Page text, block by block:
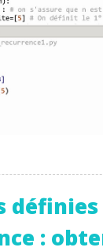
:
sera envoyé à
e-mail, vous
personnel soient
afin que
de soutien scolaire
gestion de vos
droits, vous pouvez
mail sera
newsletter.